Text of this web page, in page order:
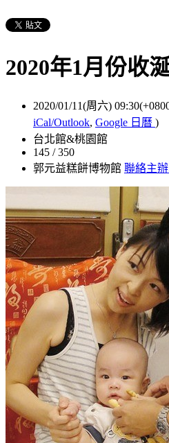
2020年1月份收
2020/01/11(周六)
iCal/Outlook, Google 日曆 )
台北館&桃園館
145 / 350
郭元益糕餅博物館 聯絡主